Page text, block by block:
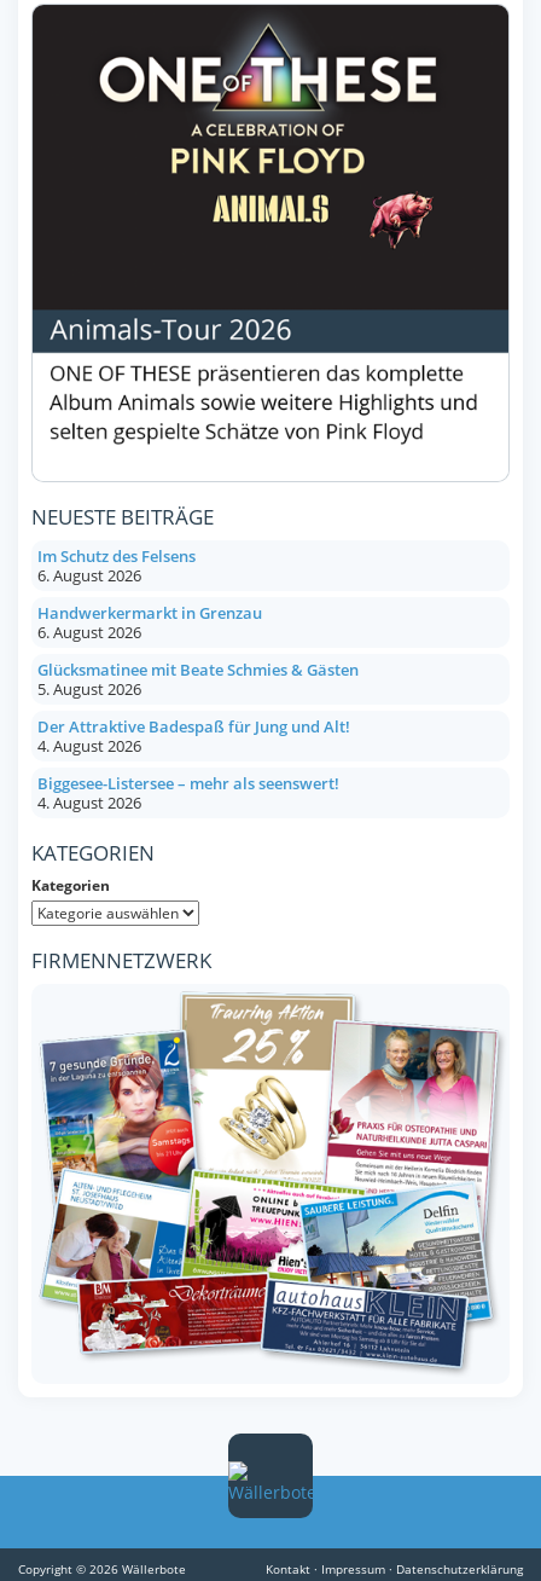
NEUESTE BEITRÄGE
Im Schutz des Felsens
6. August 2026
Handwerkermarkt in Grenzau
6. August 2026
Glücksmatinee mit Beate Schmies & Gästen
5. August 2026
Der Attraktive Badespaß für Jung und Alt!
4. August 2026
Biggesee-Listersee – mehr als seenswert!
4. August 2026
KATEGORIEN
Kategorien
FIRMENNETZWERK
Copyright © 2026 Wällerbote Kontakt · Impressum · Datenschutzerklärung